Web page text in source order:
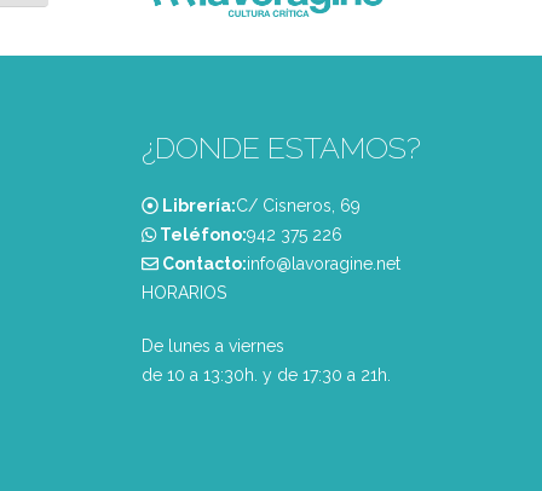
¿DONDE ESTAMOS?
Librería:C/ Cisneros, 69
Teléfono:‭942 375 226‬
Contacto:info@lavoragine.net
HORARIOS
De lunes a viernes
de 10 a 13:30h. y de 17:30 a 21h.